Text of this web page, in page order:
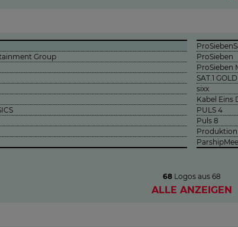
Group
ProSieben
ProSieben
SAT.1 GOLD
sixx
Kabel Eins
PULS 4
Puls 8
Produktion
68 Logos aus 68
ALLE ANZEIGEN